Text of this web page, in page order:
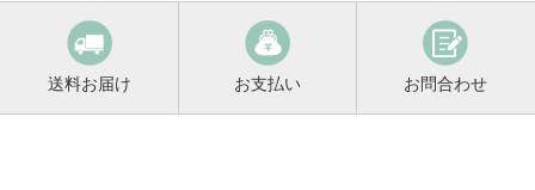
送料お届け お支払い お問合わせ